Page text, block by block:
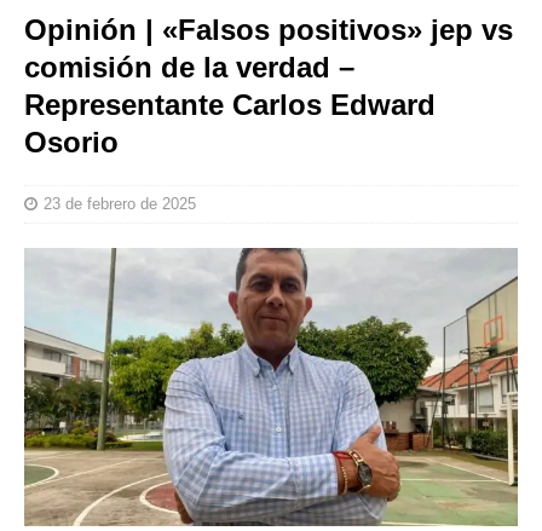
Opinión | «Falsos positivos» jep vs
comisión de la verdad –
Representante Carlos Edward
Osorio
23 de febrero de 2025